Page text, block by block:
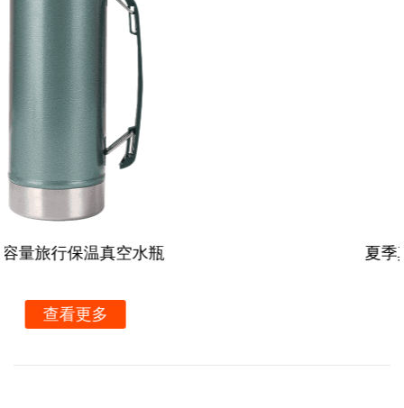
夏季真空苏打水杯带吸管手柄